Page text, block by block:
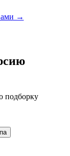
→
подборку